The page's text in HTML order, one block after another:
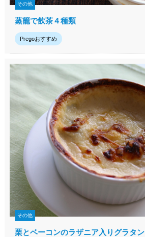
その他
蒸籠で飲茶４種類
Pregoおすすめ
その他
栗とベーコンのラザニア入りグラタン